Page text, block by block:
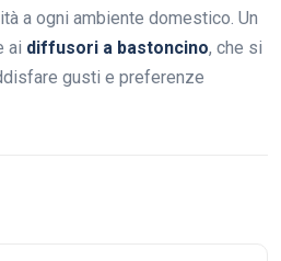
a ogni ambiente domestico. Un
ai diffusori a bastoncino, che si
gusti e preferenze